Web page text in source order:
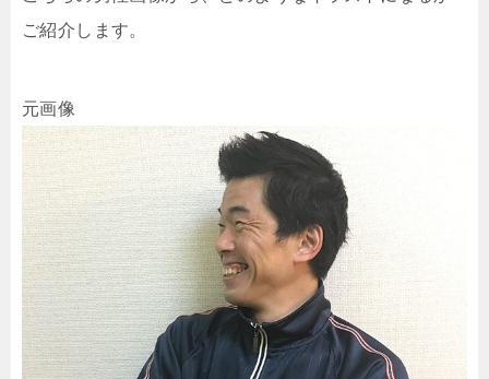
ご紹介します。
元画像